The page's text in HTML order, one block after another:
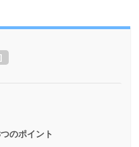
のポイント